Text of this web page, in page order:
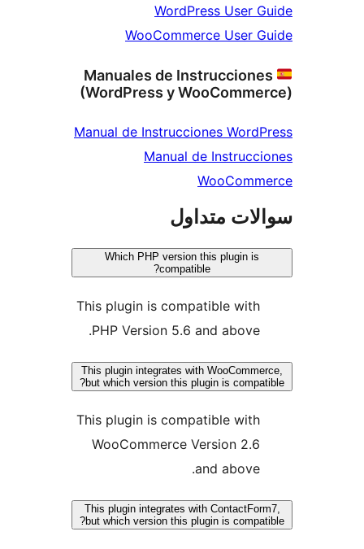
WordPress User
WooCommerce User
Manuales de
(WordPress y
Manual de Instrucciones
Manual de
متداول
Which PHP version this plugin is
This plugin is compatible with
PHP Version 5.6 and above.
This plugin integrates with
but which version this plugin is
This plugin is compatible with
WooCommerce Version 2.6
This plugin integrates with
but which version this plugin is